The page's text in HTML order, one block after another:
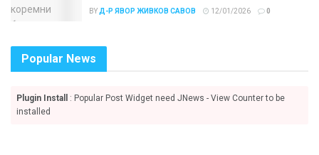
BY Д-Р ЯВОР ЖИВКОВ САВОВ 12/01/2026 0
Popular News
Plugin Install
: Popular Post Widget need JNews - View Counter to be
installed